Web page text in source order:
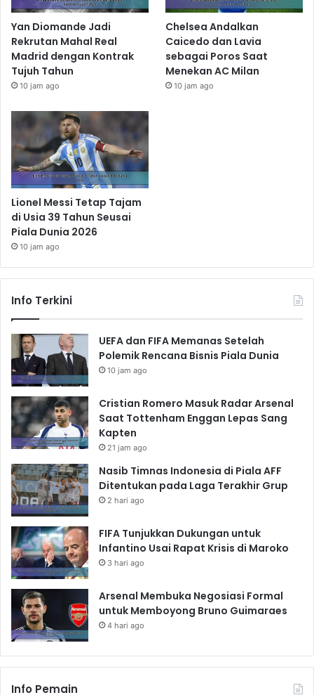
Yan Diomande Jadi
Rekrutan Mahal Real
Madrid dengan Kontrak
Tujuh Tahun
10 jam ago
Chelsea Andalkan
Caicedo dan Lavia
sebagai Poros Saat
Menekan AC Milan
10 jam ago
Lionel Messi Tetap Tajam
di Usia 39 Tahun Seusai
Piala Dunia 2026
10 jam ago
Info Terkini
UEFA dan FIFA Memanas Setelah
Polemik Rencana Bisnis Piala Dunia
10 jam ago
Cristian Romero Masuk Radar Arsenal
Saat Tottenham Enggan Lepas Sang
Kapten
21 jam ago
Nasib Timnas Indonesia di Piala AFF
Ditentukan pada Laga Terakhir Grup
2 hari ago
FIFA Tunjukkan Dukungan untuk
Infantino Usai Rapat Krisis di Maroko
3 hari ago
Arsenal Membuka Negosiasi Formal
untuk Memboyong Bruno Guimaraes
4 hari ago
Info Pemain